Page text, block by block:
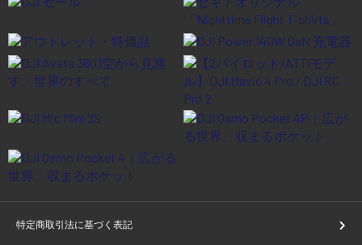
コーポレートサイト
SEKIDO 会社概要
特定商取引法に基づく表記